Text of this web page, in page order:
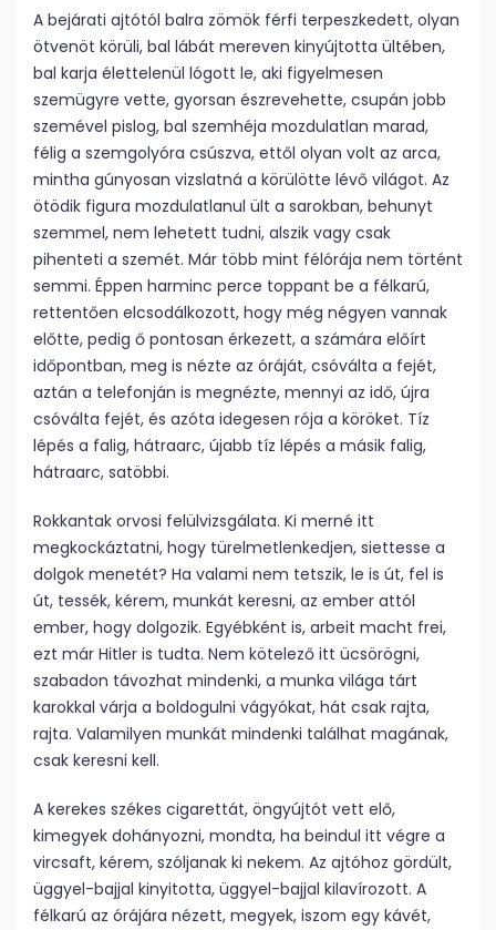
A bejárati ajtótól balra zömök férfi terpeszkedett, olyan
ötvenöt körüli, bal lábát mereven kinyújtotta ültében,
bal karja élettelenül lógott le, aki figyelmesen
szemügyre vette, gyorsan észrevehette, csupán jobb
szemével pislog, bal szemhéja mozdulatlan marad,
félig a szemgolyóra csúszva, ettől olyan volt az arca,
mintha gúnyosan vizslatná a körülötte lévő világot. Az
ötödik figura mozdulatlanul ült a sarokban, behunyt
szemmel, nem lehetett tudni, alszik vagy csak
pihenteti a szemét. Már több mint félórája nem történt
semmi. Éppen harminc perce toppant be a félkarú,
rettentően elcsodálkozott, hogy még négyen vannak
előtte, pedig ő pontosan érkezett, a számára előírt
időpontban, meg is nézte az óráját, csóválta a fejét,
aztán a telefonján is megnézte, mennyi az idő, újra
csóválta fejét, és azóta idegesen rója a köröket. Tíz
lépés a falig, hátraarc, újabb tíz lépés a másik falig,
hátraarc, satöbbi.
Rokkantak orvosi felülvizsgálata. Ki merné itt
megkockáztatni, hogy türelmetlenkedjen, siettesse a
dolgok menetét? Ha valami nem tetszik, le is út, fel is
út, tessék, kérem, munkát keresni, az ember attól
ember, hogy dolgozik. Egyébként is, arbeit macht frei,
ezt már Hitler is tudta. Nem kötelező itt ücsörögni,
szabadon távozhat mindenki, a munka világa tárt
karokkal várja a boldogulni vágyókat, hát csak rajta,
rajta. Valamilyen munkát mindenki találhat magának,
csak keresni kell.
A kerekes székes cigarettát, öngyújtót vett elő,
kimegyek dohányozni, mondta, ha beindul itt végre a
vircsaft, kérem, szóljanak ki nekem. Az ajtóhoz gördült,
üggyel-bajjal kinyitotta, üggyel-bajjal kilavírozott. A
félkarú az órájára nézett, megyek, iszom egy kávét,